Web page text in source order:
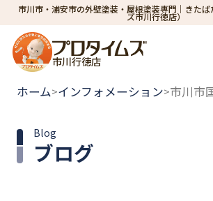
市川市・浦安市の外壁塗装・屋根塗装専門｜きた
ズ市川行徳店）
市川行徳店
ホーム>インフォメーション>
ブログ
Blog